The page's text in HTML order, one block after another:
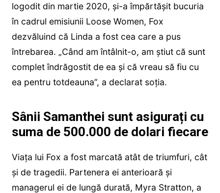
logodit din martie 2020, și-a împărtășit bucuria
în cadrul emisiunii Loose Women, Fox
dezvăluind că Linda a fost cea care a pus
întrebarea. „Când am întâlnit-o, am știut că sunt
complet îndrăgostit de ea și că vreau să fiu cu
ea pentru totdeauna”, a declarat soția.
Sânii Samanthei sunt asigurați cu
suma de 500.000 de dolari fiecare
Viața lui Fox a fost marcată atât de triumfuri, cât
și de tragedii. Partenera ei anterioară și
managerul ei de lungă durată, Myra Stratton, a